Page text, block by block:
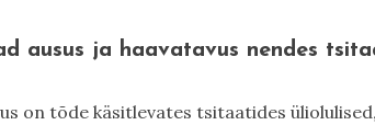
ausus ja haavatavus nendes
on tõde käsitlevates tsitaatides